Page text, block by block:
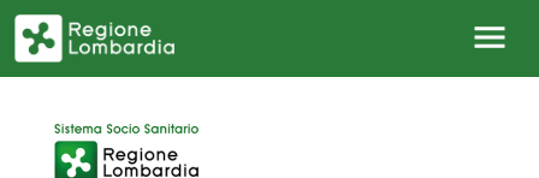
Salta al contenuto principale